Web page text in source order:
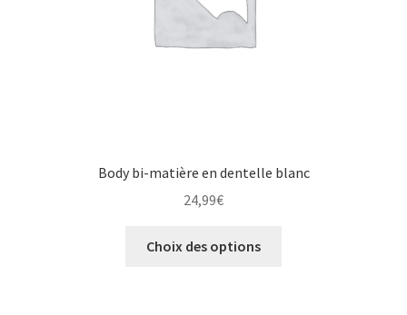
Body bi-matière en dentelle blanc
24,99€
Choix des options